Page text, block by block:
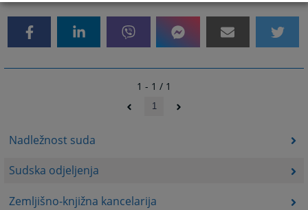
Nadležnost suda
Sudska odjeljenja
Zemljišno-knjižna kancelarija
1 - 1 / 1
1